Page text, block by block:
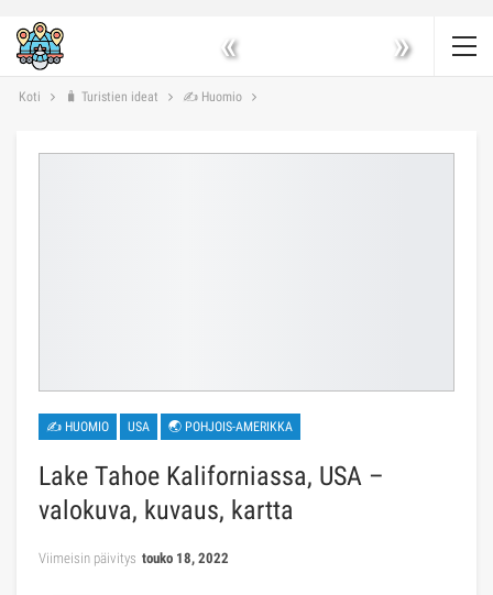
« »
Koti 🧳 Turistien ideat ✍ Huomio
✍ HUOMIO USA 🌏 POHJOIS-AMERIKKA
Lake Tahoe Kaliforniassa, USA –
valokuva, kuvaus, kartta
Viimeisin päivitys touko 18, 2022